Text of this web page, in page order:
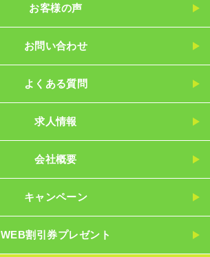
お客様の声
お問い合わせ
よくある質問
求人情報
会社概要
キャンペーン
WEB割引券プレゼント